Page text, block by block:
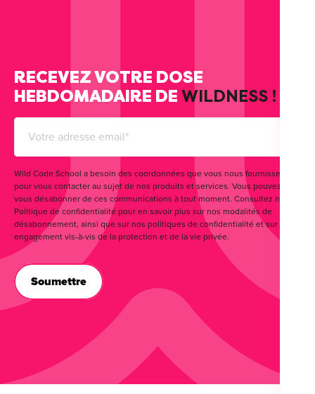
RECEVEZ VOTRE DOSE
HEBDOMADAIRE DE WILDNESS !
Wild Code School a besoin des coordonnées que vous nous fournissez
pour vous contacter au sujet de nos produits et services. Vous pouvez
vous désabonner de ces communications à tout moment. Consultez notre
Politique de confidentialité pour en savoir plus sur nos modalités de
désabonnement, ainsi que sur nos politiques de confidentialité et sur notre
engagement vis-à-vis de la protection et de la vie privée.